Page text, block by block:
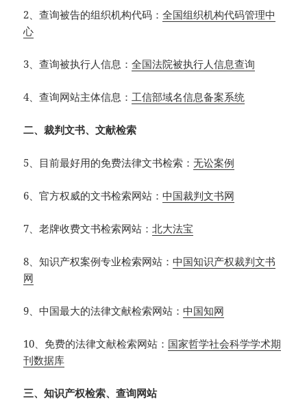
2、查询被告的组织机构代码：全国组织机构代码管理中
心
3、查询被执行人信息：全国法院被执行人信息查询
4、查询网站主体信息：工信部域名信息备案系统
二、裁判文书、文献检索
5、目前最好用的免费法律文书检索：无讼案例
6、官方权威的文书检索网站：中国裁判文书网
7、老牌收费文书检索网站：北大法宝
8、知识产权案例专业检索网站：中国知识产权裁判文书
网
9、中国最大的法律文献检索网站：中国知网
10、免费的法律文献检索网站： 国家哲学社会科学学术期
刊数据库
三、知识产权检索、查询网站